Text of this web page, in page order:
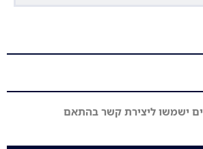
ישמשו ליצירת קשר בהתאם